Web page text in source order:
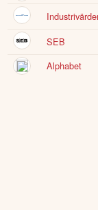
SEB
Alphabet